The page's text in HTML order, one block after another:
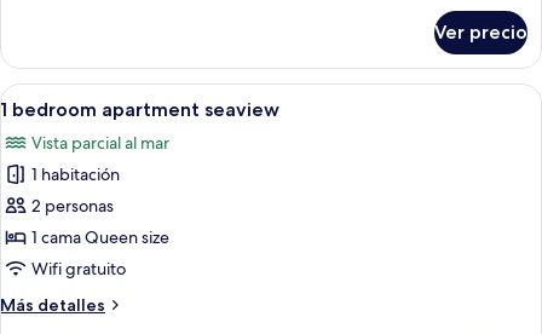
bedroom
apartment
seaview
Ver precio
Abrir
todas
las
fotos
de
1
bedroom
seaview
Ropa de cama de alta calidad y
8
1 bedroom apartment seaview
Vista parcial al mar
1 habitación
2 personas
1 cama Queen size
Wifi gratuito
Más detalles
Más